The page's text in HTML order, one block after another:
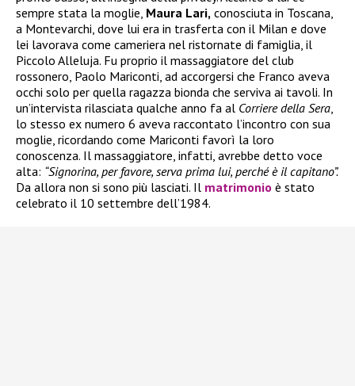
sempre stata la moglie, Maura Lari, conosciuta in Toscana,
a Montevarchi, dove lui era in trasferta con il Milan e dove
lei lavorava come cameriera nel ristornate di famiglia, il
Piccolo Alleluja. Fu proprio il massaggiatore del club
rossonero, Paolo Mariconti, ad accorgersi che Franco aveva
occhi solo per quella ragazza bionda che serviva ai tavoli. In
un’intervista rilasciata qualche anno fa al Corriere della Sera,
lo stesso ex numero 6 aveva raccontato l’incontro con sua
moglie, ricordando come Mariconti favorì la loro
conoscenza. Il massaggiatore, infatti, avrebbe detto voce
alta: “Signorina, per favore, serva prima lui, perché è il capitano”.
Da allora non si sono più lasciati. Il matrimonio è stato
celebrato il 10 settembre dell’1984.